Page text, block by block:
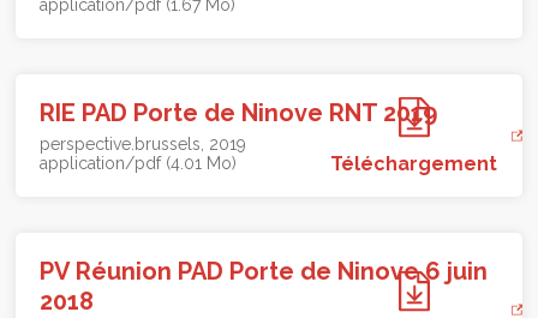
application/pdf (1.67 Mo)
RIE PAD Porte de Ninove RNT 2019
perspective.brussels 2019
application/pdf (4.01 Mo)
Téléchargement
PV Réunion PAD Porte de Ninove 6 juin
2018